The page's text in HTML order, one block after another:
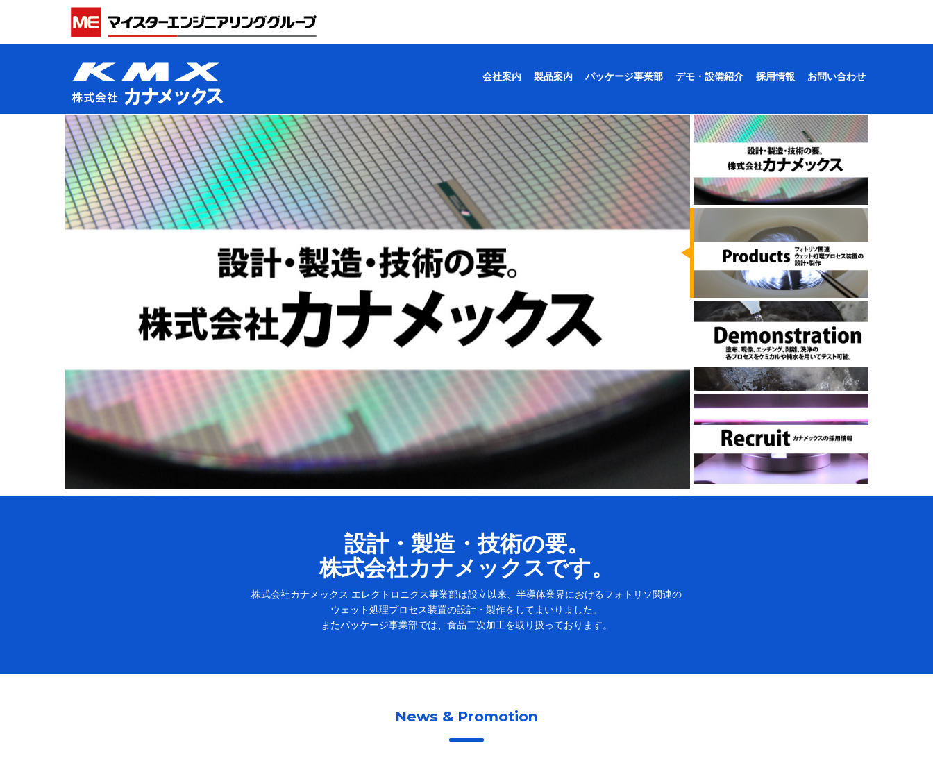
会社案内 製品案内 パッケージ事業部 デモ・設備紹介 採用情報 お問い合わせ
設計・製造・技術の要。
株式会社カナメックスです。
株式会社カナメックス エレクトロニクス事業部は設立以来、 半導体業界におけるフォトリソ関連の
ウェット処理プロセス装置の設計・製作をしてまいりました。
またパッケージ事業部では、食品二次加工を取り扱っております。
News & Promotion